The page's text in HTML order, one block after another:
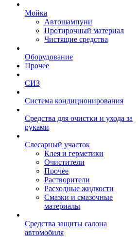
Мойка
Автошампуни
Протирочный материал
Чистящие средства
Оборудование
Прочее
СИЗ
Система кондиционирования
Средства для очистки и ухода за
руками
Слесарный участок
Клея и герметики
Очистители
Прочее
Растворители
Расходные жидкости
Смазки и смазочные
материалы
Средства защиты салона
автомобиля